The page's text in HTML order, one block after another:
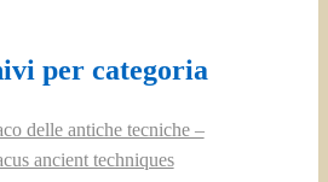
per categoria
delle antiche tecniche –
ancient techniques